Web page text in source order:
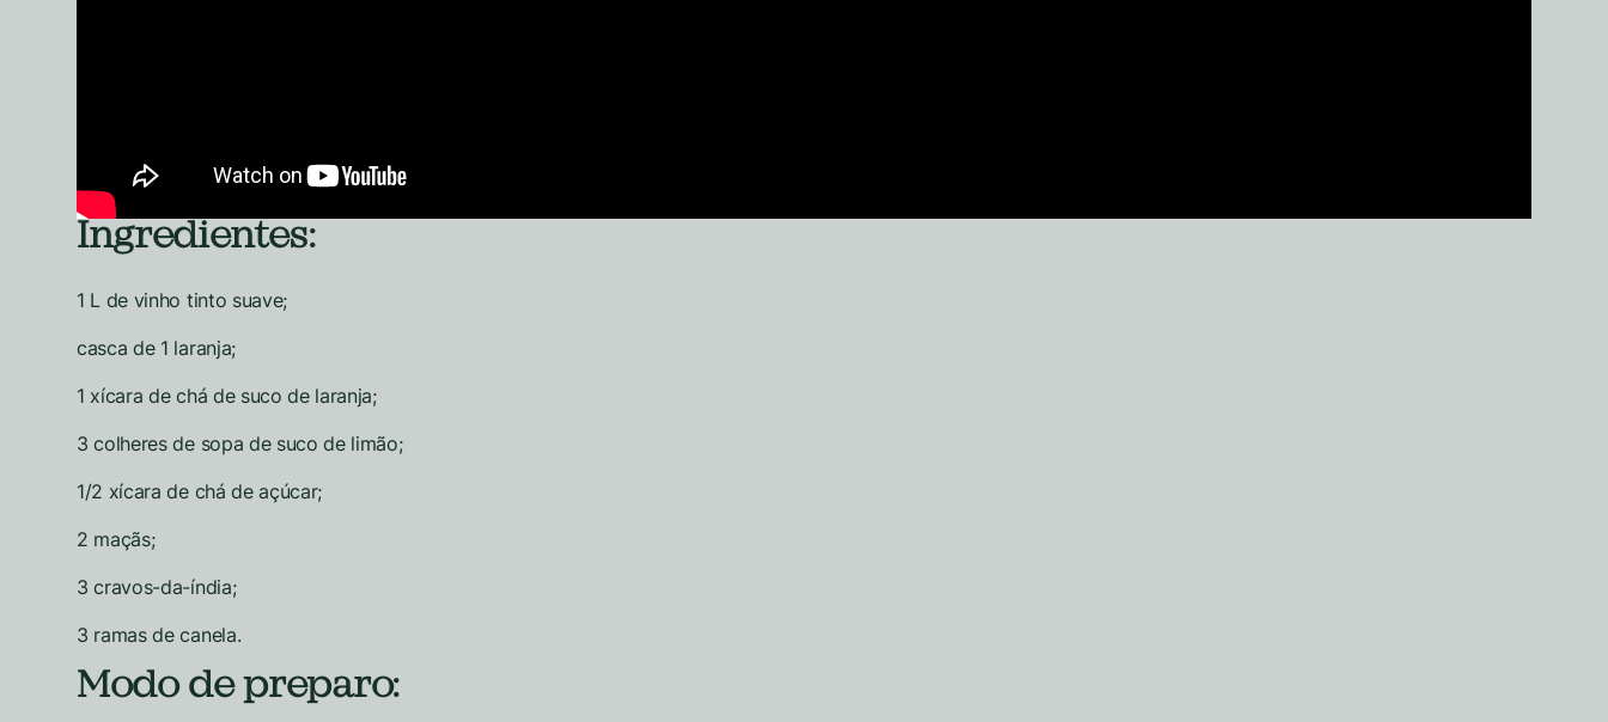
Ingredientes:
1 L de vinho tinto suave;
casca de 1 laranja;
1 xícara de chá de suco de laranja;
3 colheres de sopa de suco de limão;
1/2 xícara de chá de açúcar;
2 maçãs;
3 cravos-da-índia;
3 ramas de canela.
Modo de preparo: